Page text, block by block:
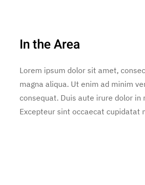
In the Area
Lorem ipsum dolor sit amet,
magna aliqua. Ut enim ad minim
consequat. Duis aute irure dolor
Excepteur sint occaecat cupidatat